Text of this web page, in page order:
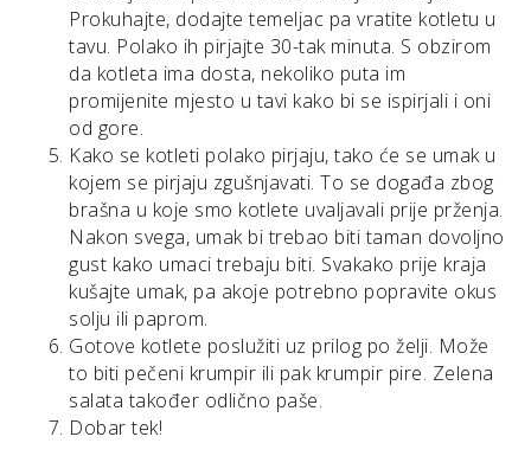
Prokuhajte, dodajte temeljac pa vratite kotletu u
tavu. Polako ih pirjajte 30-tak minuta. S obzirom
da kotleta ima dosta, nekoliko puta im
promijenite mjesto u tavi kako bi se ispirjali i oni
od gore.
Kako se kotleti polako pirjaju, tako će se umak u
kojem se pirjaju zgušnjavati. To se događa zbog
brašna u koje smo kotlete uvaljavali prije prženja.
Nakon svega, umak bi trebao biti taman dovoljno
gust kako umaci trebaju biti. Svakako prije kraja
kušajte umak, pa akoje potrebno popravite okus
solju ili paprom.
Gotove kotlete poslužiti uz prilog po želji. Može
to biti pečeni krumpir ili pak krumpir pire. Zelena
salata također odlično paše.
Dobar tek!